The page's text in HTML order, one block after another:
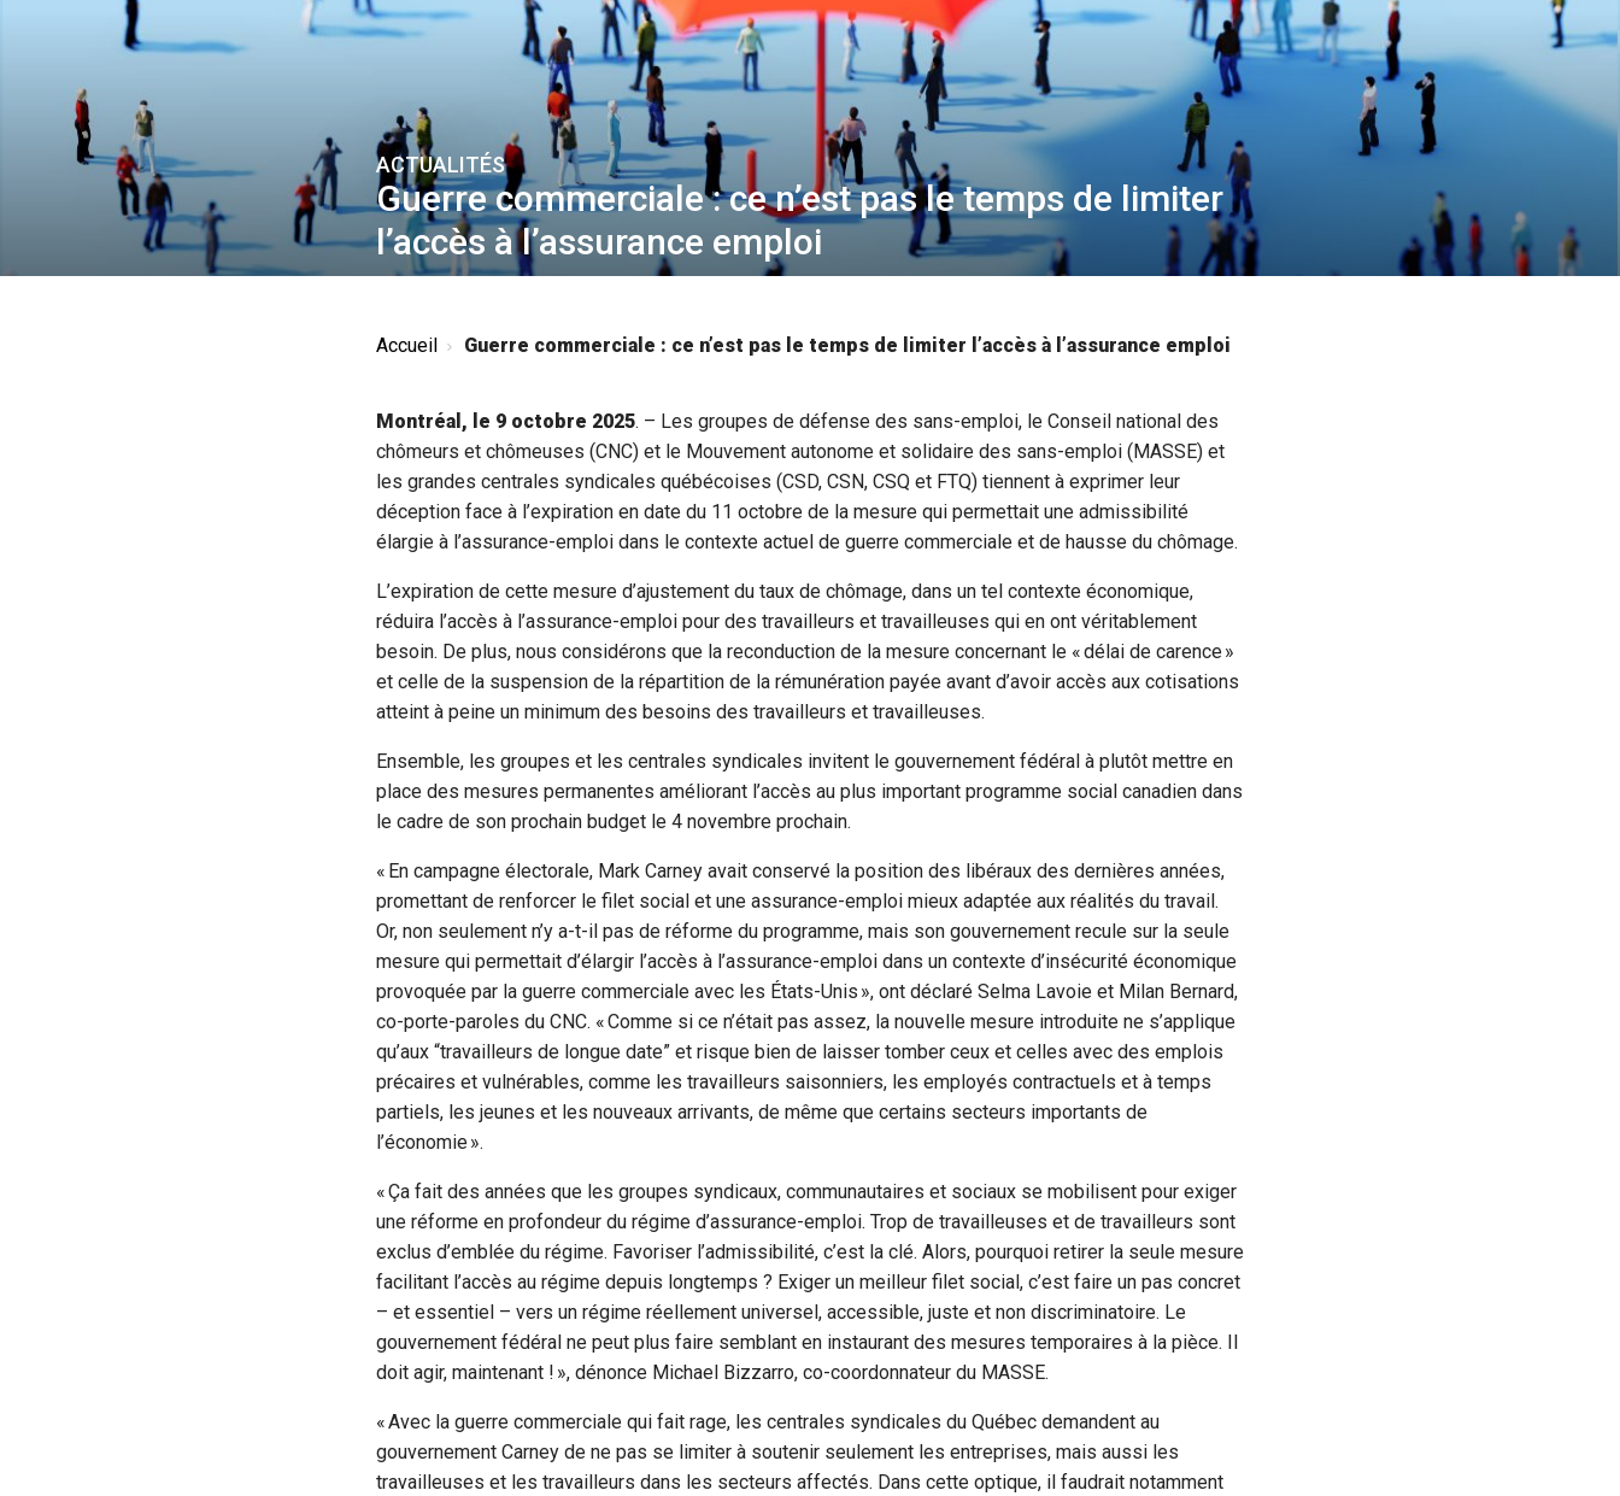
ACTUALITÉS
Guerre commerciale : ce n’est pas le temps de limiter
l’accès à l’assurance emploi
Accueil Guerre commerciale : ce n’est pas le temps de limiter l’accès à l’assurance emploi
Montréal, le 9 octobre 2025. – Les groupes de défense des sans-emploi, le Conseil national des
chômeurs et chômeuses (CNC) et le Mouvement autonome et solidaire des sans-emploi (MASSE) et
les grandes centrales syndicales québécoises (CSD, CSN, CSQ et FTQ) tiennent à exprimer leur
déception face à l’expiration en date du 11 octobre de la mesure qui permettait une admissibilité
élargie à l’assurance-emploi dans le contexte actuel de guerre commerciale et de hausse du chômage.
L’expiration de cette mesure d’ajustement du taux de chômage, dans un tel contexte économique,
réduira l’accès à l’assurance-emploi pour des travailleurs et travailleuses qui en ont véritablement
besoin. De plus, nous considérons que la reconduction de la mesure concernant le « délai de carence »
et celle de la suspension de la répartition de la rémunération payée avant d’avoir accès aux cotisations
atteint à peine un minimum des besoins des travailleurs et travailleuses.
Ensemble, les groupes et les centrales syndicales invitent le gouvernement fédéral à plutôt mettre en
place des mesures permanentes améliorant l’accès au plus important programme social canadien dans
le cadre de son prochain budget le 4 novembre prochain.
« En campagne électorale, Mark Carney avait conservé la position des libéraux des dernières années,
promettant de renforcer le filet social et une assurance-emploi mieux adaptée aux réalités du travail.
Or, non seulement n’y a-t-il pas de réforme du programme, mais son gouvernement recule sur la seule
mesure qui permettait d’élargir l’accès à l’assurance-emploi dans un contexte d’insécurité économique
provoquée par la guerre commerciale avec les États-Unis », ont déclaré Selma Lavoie et Milan Bernard,
co-porte-paroles du CNC. « Comme si ce n’était pas assez, la nouvelle mesure introduite ne s’applique
qu’aux “travailleurs de longue date” et risque bien de laisser tomber ceux et celles avec des emplois
précaires et vulnérables, comme les travailleurs saisonniers, les employés contractuels et à temps
partiels, les jeunes et les nouveaux arrivants, de même que certains secteurs importants de
l’économie ».
« Ça fait des années que les groupes syndicaux, communautaires et sociaux se mobilisent pour exiger
une réforme en profondeur du régime d’assurance-emploi. Trop de travailleuses et de travailleurs sont
exclus d’emblée du régime. Favoriser l’admissibilité, c’est la clé. Alors, pourquoi retirer la seule mesure
facilitant l’accès au régime depuis longtemps ? Exiger un meilleur filet social, c’est faire un pas concret
– et essentiel – vers un régime réellement universel, accessible, juste et non discriminatoire. Le
gouvernement fédéral ne peut plus faire semblant en instaurant des mesures temporaires à la pièce. Il
doit agir, maintenant ! », dénonce Michael Bizzarro, co-coordonnateur du MASSE.
« Avec la guerre commerciale qui fait rage, les centrales syndicales du Québec demandent au
gouvernement Carney de ne pas se limiter à soutenir seulement les entreprises, mais aussi les
travailleuses et les travailleurs dans les secteurs affectés. Dans cette optique, il faudrait notamment